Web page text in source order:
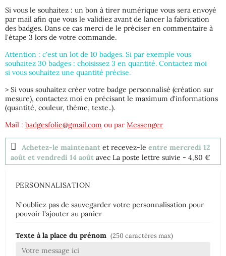
Si vous le souhaitez : un bon à tirer numérique vous sera envoyé
par mail afin que vous le validiez avant de lancer la fabrication
des badges. Dans ce cas merci de le préciser en commentaire à
l'étape 3 lors de votre commande.
Attention : c'est un lot de 10 badges. Si par exemple vous
souhaitez 30 badges : choisissez 3 en quantité. Contactez moi
si vous souhaitez une quantité précise.
> Si vous souhaitez créer votre badge personnalisé (création sur
mesure), contactez moi en précisant le maximum d'informations
(quantité, couleur, thème, texte..).
Mail : badgesfolie@gmail.com ou par Messenger
Achetez-le maintenant et recevez-le entre mercredi 12
août et vendredi 14 août avec La poste lettre suivie - 4,80 €
PERSONNALISATION
N'oubliez pas de sauvegarder votre personnalisation pour
pouvoir l'ajouter au panier
Texte à la place du prénom (250 caractères max)